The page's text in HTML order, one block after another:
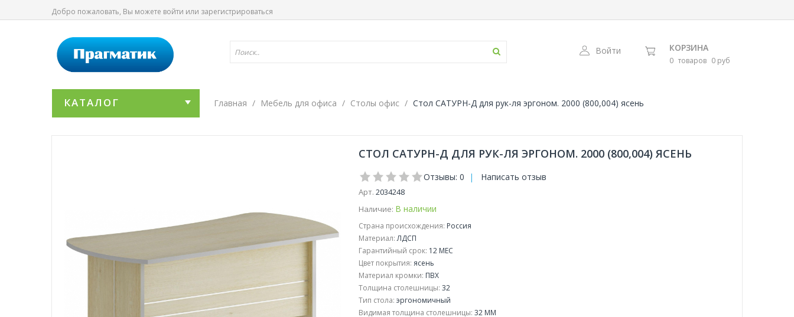
Добро пожаловать, Вы можете войти или зарегистрироваться
Войти КОРЗИНА
0 товаров 0 руб
КАТАЛОГ Главная Мебель для офиса Столы офис Стол САТУРН-Д для рук-ля эргоном. 2000 (800,004) ясень
СТОЛ САТУРН-Д ДЛЯ РУК-ЛЯ ЭРГОНОМ. 2000 (800,004) ЯСЕНЬ
Отзывы: 0 | Написать отзыв
Арт. 2034248
Наличие: В наличии
Страна происхождения: Россия
Материал:ЛДСП
Гарантийный срок: 12 МЕС
Цвет покрытия: ясень
Материал кромки: ПВХ
Толщина столешницы: 32
Тип стола: эргономичный
Видимая толщина столешницы: 32 ММ